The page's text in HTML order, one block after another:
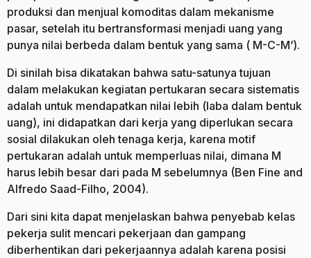
produksi dan menjual komoditas dalam mekanisme
pasar, setelah itu bertransformasi menjadi uang yang
punya nilai berbeda dalam bentuk yang sama ( M-C-M’).
Di sinilah bisa dikatakan bahwa satu-satunya tujuan
dalam melakukan kegiatan pertukaran secara sistematis
adalah untuk mendapatkan nilai lebih (laba dalam bentuk
uang), ini didapatkan dari kerja yang diperlukan secara
sosial dilakukan oleh tenaga kerja, karena motif
pertukaran adalah untuk memperluas nilai, dimana M
harus lebih besar dari pada M sebelumnya (Ben Fine and
Alfredo Saad-Filho, 2004).
Dari sini kita dapat menjelaskan bahwa penyebab kelas
pekerja sulit mencari pekerjaan dan gampang
diberhentikan dari pekerjaannya adalah karena posisi